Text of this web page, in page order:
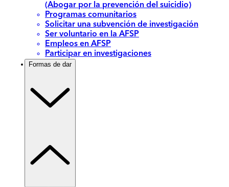
(Abogar por la prevención del suicidio)
Programas comunitarios
Solicitar una subvención de investigación
Ser voluntario en la AFSP
Empleos en AFSP
Participar en investigaciones
Formas de dar